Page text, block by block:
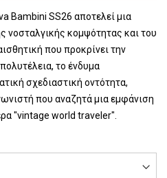
Bambini SS26 αποτελεί μια
κομψότητας και του
που προκρίνει την
το ένδυμα
σχεδιαστική οντότητα,
που αναζητά μια εμφάνιση
"vintage world traveler".